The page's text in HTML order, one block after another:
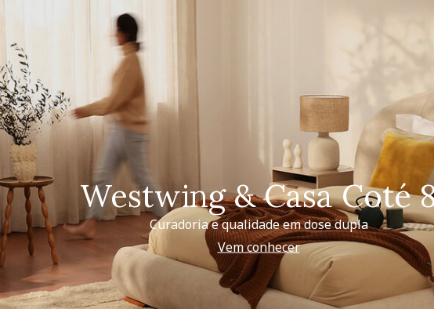
Westwing & Casa Coté
Curadoria e qualidade em dose dupla
Vem conhecer